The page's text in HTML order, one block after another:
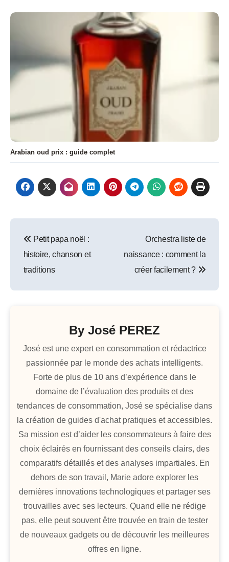
Arabian oud prix : guide complet
de
l’article
Petit papa noël :
histoire, chanson et
traditions
Orchestra liste de
naissance : comment la
créer facilement ?
By José PEREZ
José est une expert en consommation et rédactrice
passionnée par le monde des achats intelligents.
Forte de plus de 10 ans d’expérience dans le
domaine de l’évaluation des produits et des
tendances de consommation, José se spécialise dans
la création de guides d'achat pratiques et accessibles.
Sa mission est d’aider les consommateurs à faire des
choix éclairés en fournissant des conseils clairs, des
comparatifs détaillés et des analyses impartiales. En
dehors de son travail, Marie adore explorer les
dernières innovations technologiques et partager ses
trouvailles avec ses lecteurs. Quand elle ne rédige
pas, elle peut souvent être trouvée en train de tester
de nouveaux gadgets ou de découvrir les meilleures
offres en ligne.